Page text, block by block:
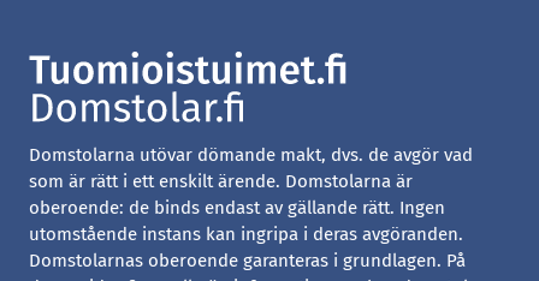
Domstolarna utövar dömande makt, dvs. de avgör vad
som är rätt i ett enskilt ärende. Domstolarna är
oberoende: de binds endast av gällande rätt. Ingen
utomstående instans kan ingripa i deras avgöranden.
Domstolarnas oberoende garanteras i grundlagen. På